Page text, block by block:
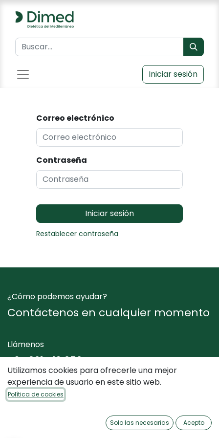
Iniciar sesión
Correo electrónico
Contraseña
Iniciar sesión
Restablecer contraseña
¿Cómo podemos ayudar?
Contáctenos en cualquier momento
Llámenos
+34 961 412 050
Envíenos un mensaje
Utilizamos cookies para ofrecerle una mejor
experiencia de usuario en este sitio web.
Política de cookies
Solo las necesarias Acepto